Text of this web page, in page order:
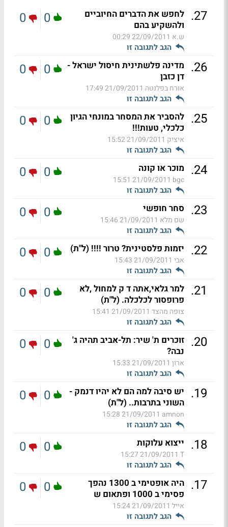
27
. לחפש את הדברים החיוביים
ולהשקיע בהם
ש.א 22/09/2011 00:29
הגב לתגובה זו
0
0
26
. מדינה פלשתינית חיסול ישראל -
דן כזבן
אורח בפלנטה 21/09/2011 17:49
הגב לתגובה זו
0
0
25
. להסביר את המסחר במונחי הגיון
כלכלי, טעות!!!
איציק 21/09/2011 15:52
הגב לתגובה זו
0
0
24
. מוכר או קונה
bgc
21/09/2011 15:51
הגב לתגובה זו
0
0
23
. סחר חופשי
שם מלא 21/09/2011 15:46
הגב לתגובה זו
0
0
22
. יזמות פלסטינית? טרור !!!! (ל"ת)
אבי 21/09/2011 15:43
הגב לתגובה זו
0
0
21
. למר גלאי,אתה ד ק למחול ,לא
פרופסור לכלכלה. (ל"ת)
צופה מהצד 21/09/2011 15:41
הגב לתגובה זו
0
0
20
. זוכרים ת' שיר: תל-אביב תהיה ג'
נבה?
ארון 21/09/2011 15:33
הגב לתגובה זו
0
0
19
. יש סיבה למה הם לא יהיו דנמק -
השוני בתרבות.. (ל"ת)
amnon
21/09/2011 15:28
הגב לתגובה זו
0
0
18
. ייצוא עלוקות
T
21/09/2011 15:27
הגב לתגובה זו
0
0
17
.
היה אופטימי ב 1300 נהפך
פסימי ב 1000 ופתאום ש
אייל 21/09/2011 15:24
הגב לתגובה זו
0
0